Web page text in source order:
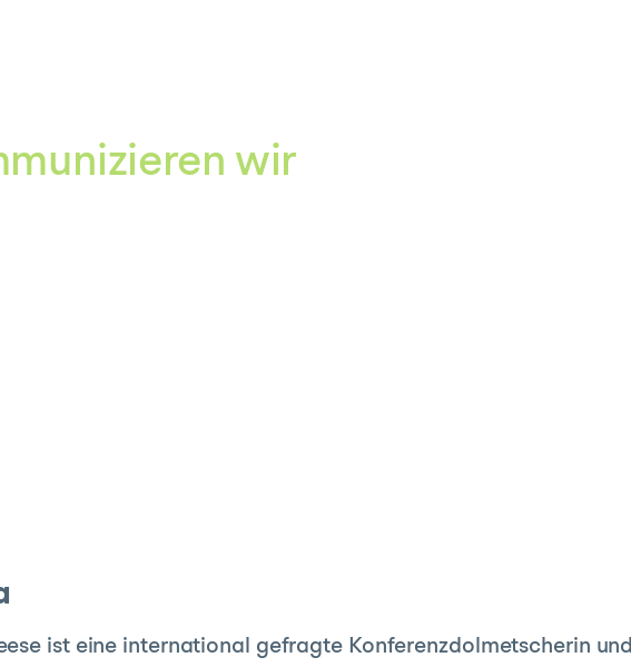
wir
ist eine international gefragte Konferenzdolmetscherin und